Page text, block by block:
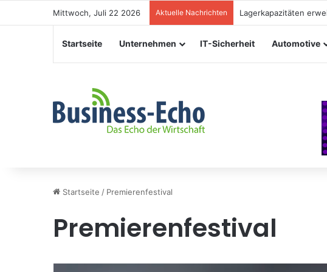
Mittwoch, Juli 22 2026 Aktuelle Nachrichten
Startseite Unternehmen IT-Sicherheit Automotive
Startseite / Premierenfestival
Premierenfestival